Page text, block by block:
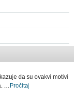
da su ovakvi motivi
…Pročitaj